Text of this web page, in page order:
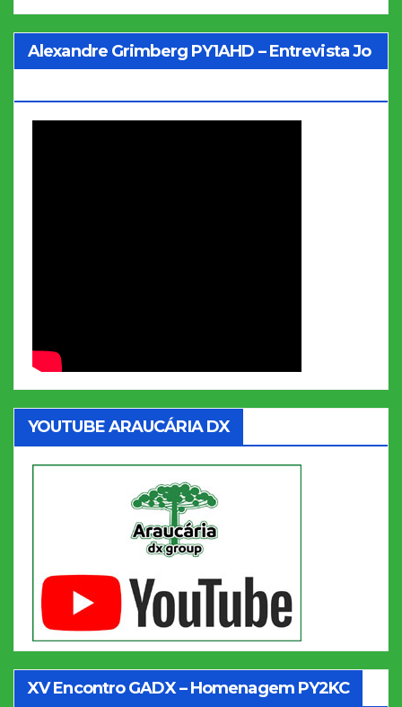
Alexandre Grimberg PY1AHD – Entrevista Jo
YOUTUBE ARAUCÁRIA DX
XV Encontro GADX – Homenagem PY2KC